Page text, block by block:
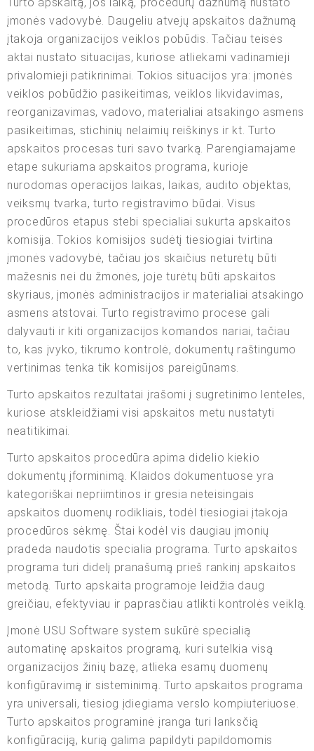
Turto apskaitą, jos laiką, procedūrų dažnumą nustato
įmonės vadovybė. Daugeliu atvejų apskaitos dažnumą
įtakoja organizacijos veiklos pobūdis. Tačiau teisės
aktai nustato situacijas, kuriose atliekami vadinamieji
privalomieji patikrinimai. Tokios situacijos yra: įmonės
veiklos pobūdžio pasikeitimas, veiklos likvidavimas,
reorganizavimas, vadovo, materialiai atsakingo asmens
pasikeitimas, stichinių nelaimių reiškinys ir kt. Turto
apskaitos procesas turi savo tvarką. Parengiamajame
etape sukuriama apskaitos programa, kurioje
nurodomas operacijos laikas, laikas, audito objektas,
veiksmų tvarka, turto registravimo būdai. Visus
procedūros etapus stebi specialiai sukurta apskaitos
komisija. Tokios komisijos sudėtį tiesiogiai tvirtina
įmonės vadovybė, tačiau jos skaičius neturėtų būti
mažesnis nei du žmonės, joje turėtų būti apskaitos
skyriaus, įmonės administracijos ir materialiai atsakingo
asmens atstovai. Turto registravimo procese gali
dalyvauti ir kiti organizacijos komandos nariai, tačiau
to, kas įvyko, tikrumo kontrolė, dokumentų raštingumo
vertinimas tenka tik komisijos pareigūnams.
Turto apskaitos rezultatai įrašomi į sugretinimo lenteles,
kuriose atskleidžiami visi apskaitos metu nustatyti
neatitikimai.
Turto apskaitos procedūra apima didelio kiekio
dokumentų įforminimą. Klaidos dokumentuose yra
kategoriškai nepriimtinos ir gresia neteisingais
apskaitos duomenų rodikliais, todėl tiesiogiai įtakoja
procedūros sėkmę. Štai kodėl vis daugiau įmonių
pradeda naudotis specialia programa. Turto apskaitos
programa turi didelį pranašumą prieš rankinį apskaitos
metodą. Turto apskaita programoje leidžia daug
greičiau, efektyviau ir paprasčiau atlikti kontrolės veiklą.
Įmonė USU Software system sukūrė specialią
automatinę apskaitos programą, kuri sutelkia visą
organizacijos žinių bazę, atlieka esamų duomenų
konfigūravimą ir sisteminimą. Turto apskaitos programa
yra universali, tiesiog įdiegiama verslo kompiuteriuose.
Turto apskaitos programinė įranga turi lanksčią
konfigūraciją, kurią galima papildyti papildomomis